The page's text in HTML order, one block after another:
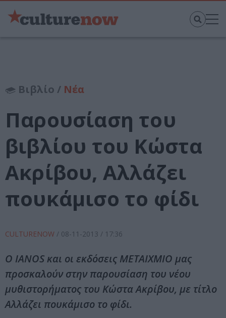
Βιβλίο / Νέα
Παρουσίαση του
βιβλίου του Κώστα
Ακρίβου, Αλλάζει
πουκάμισο το φίδι
CULTURENOW / 08-11-2013 / 17:36
Ο IANOS και οι εκδόσεις ΜΕΤΑΙΧΜΙΟ μας
προσκαλούν στην παρουσίαση του νέου
μυθιστορήματος του Κώστα Ακρίβου, με τίτλο
Αλλάζει πουκάμισο το φίδι.